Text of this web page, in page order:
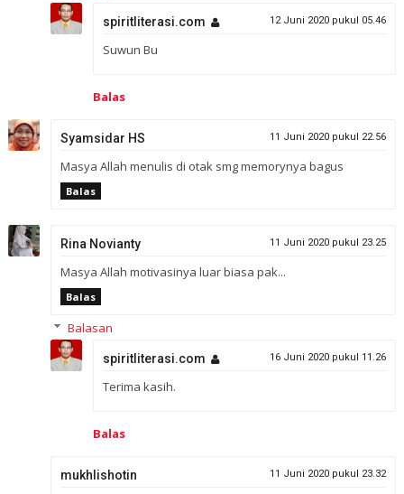
spiritliterasi.com 12 Juni 2020 pukul 05.46
Suwun Bu
Balas
Syamsidar HS 11 Juni 2020 pukul 22.56
Masya Allah menulis di otak smg memorynya bagus
Balas
Rina Novianty 11 Juni 2020 pukul 23.25
Masya Allah motivasinya luar biasa pak...
Balas
Balasan
spiritliterasi.com 16 Juni 2020 pukul 11.26
Terima kasih.
Balas
mukhlishotin 11 Juni 2020 pukul 23.32